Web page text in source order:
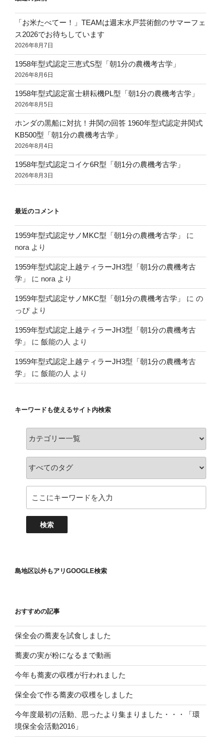
「お米たべてー！」TEAMは週末水戸芸術館のサマーフェ
ス2026でお待ちしています
2026年8月7日
1958年型式認定三恵式S型「朝1分の農機考古学」
2026年8月6日
1958年型式認定富士耕耘機PL型「朝1分の農機考古学」
2026年8月5日
ホンダの黒船に対抗！井関の回答 1960年型式認定井関式
KB500型「朝1分の農機考古学」
2026年8月4日
1958年型式認定コイケ6R型「朝1分の農機考古学」
2026年8月3日
最近のコメント
1959年型式認定サノMKC型「朝1分の農機考古学」
に
nora より
1959年型式認定上越ティラーJH3型「朝1分の農機考古
学」
に nora より
1959年型式認定サノMKC型「朝1分の農機考古学」 に の
っぴより
1959年型式認定上越ティラーJH3型「朝1分の農機考古
学」
に 飯能の人 より
1959年型式認定上越ティラーJH3型「朝1分の農機考古
学」
に 飯能の人 より
キーワードも使えるサイト内検索
島地区以外もアリGOOGLE検索
おすすめの記事
保全会の蕎麦を試食しました
蕎麦の実が粉になるまで動画
今年も蕎麦の収穫が行われました
保全会で作る蕎麦の収穫をしました
今年度最初の活動、思ったより集まりました・・・「環
境保全会活動2016」